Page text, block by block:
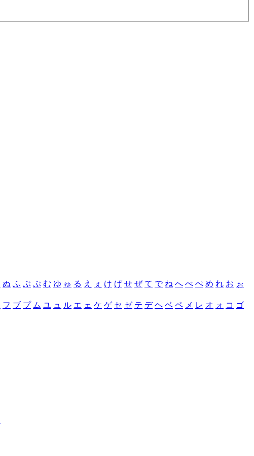
ぬ ふ ぶ ぷ む ゆ ゅ る え ぇ け げ せ ぜ て で ね へ べ ぺ め れ お ぉ
フ ブ プ ム ユ ュ ル エ ェ ケ ゲ セ ゼ テ デ ヘ ベ ペ メ レ オ ォ コ ゴ